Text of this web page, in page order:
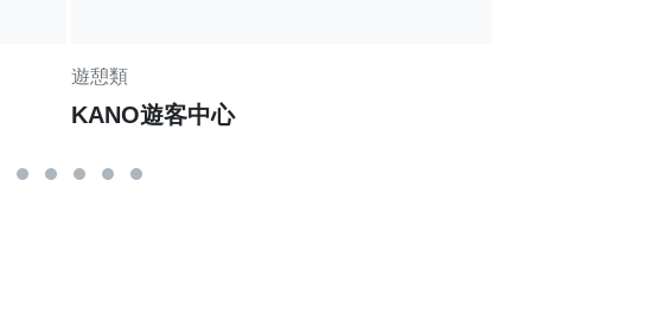
遊憩類
KANO遊客中心